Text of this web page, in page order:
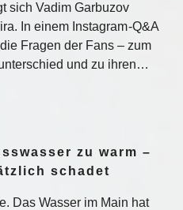
sich Vadim Garbuzov
In einem Instagram-Q&A
Fragen der Fans – zum
und zu ihren…
zu warm –
schadet
Das Wasser im Main hat